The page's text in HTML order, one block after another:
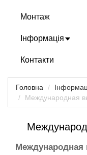
Монтаж
Інформація
Контакти
Головна
Международная
Международная